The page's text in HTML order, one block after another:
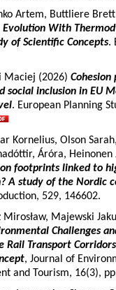
Artem, Buttliere
Evolution With
of Scientific Concepts.
Maciej (2026)
social inclusion in EU
. European Planning
Kornelius, Olson
Áróra,
footprints linked to
A study of the Nordic
529, 146602.
Mirosław, Majewski
Challenges
Rail Transport
, Journal of
and Tourism, 16(3),